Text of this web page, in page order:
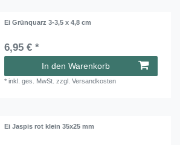
Ei Grünquarz 3-3,5 x 4,8 cm
6,95 € *
In den Warenkorb
*inkl. ges. MwSt. zzgl.Versandkosten
Ei Jaspis rot klein 35x25 mm